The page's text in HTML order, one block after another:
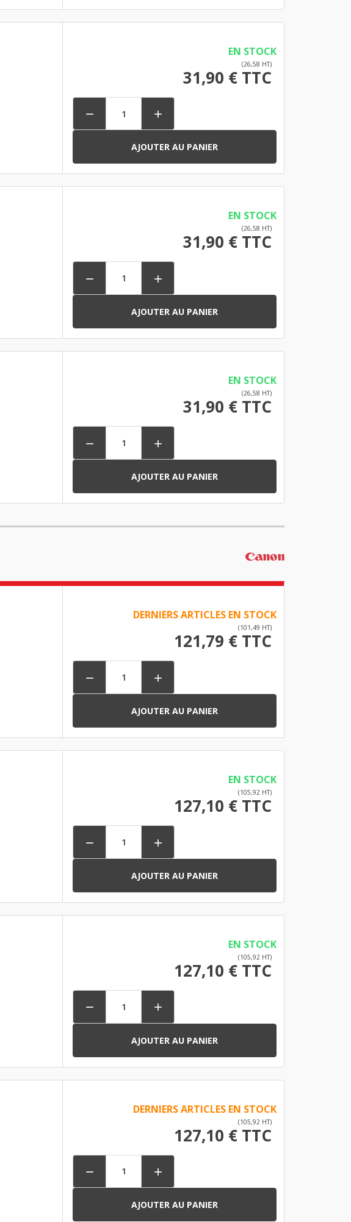
EN STOCK
(26,58 HT)
31,90 € TTC
 
AJOUTER AU PANIER
EN STOCK
(26,58 HT)
31,90 € TTC
 
AJOUTER AU PANIER
EN STOCK
(26,58 HT)
31,90 € TTC
 
AJOUTER AU PANIER
DERNIERS ARTICLES EN STOCK
(101,49 HT)
121,79 € TTC
 
AJOUTER AU PANIER
EN STOCK
(105,92 HT)
127,10 € TTC
 
AJOUTER AU PANIER
EN STOCK
(105,92 HT)
127,10 € TTC
 
AJOUTER AU PANIER
DERNIERS ARTICLES EN STOCK
(105,92 HT)
127,10 € TTC
 
AJOUTER AU PANIER